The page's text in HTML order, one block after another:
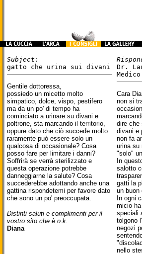
Subject:
gatto che urina sui divani
Gentile dottoressa,
possiedo un micetto molto
simpatico, dolce, vispo, pestifero
ma da un po' di tempo ha
cominciato a urinare su divani e
poltrone, sta marcando il territorio,
oppure dato che ciò succede molto
raramente può essere solo un
qualcosa di occasionale? Cosa
posso fare per limitare i danni?
Soffrirà se verrà sterilizzato e
questa operazione potrebbe
danneggiarne la salute? Cosa
succederebbe adottando anche una
gattina rispondetemi per favore dato
che sono un po' preoccupata.
Distinti saluti e complimenti per il
vostro sito che è o.k.
Diana
Dr.
Cara
non si
dire che
divani e
non fa
urina su
"solo"
In
salotto
gatti la
un buon
In ogni
micio
speciali
tolgono
negozi
nello